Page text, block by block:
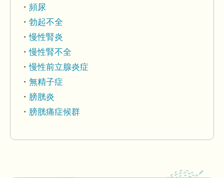
頻尿
勃起不全
慢性腎炎
慢性腎不全
慢性前立腺炎症
無精子症
膀胱炎
膀胱痛症候群